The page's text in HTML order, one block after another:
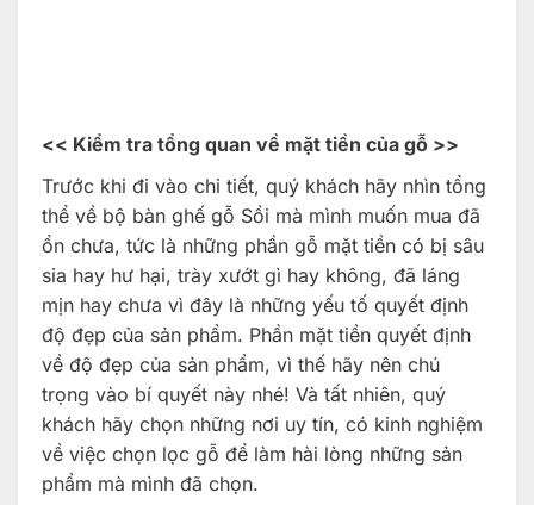
<< Kiểm tra tổng quan về mặt tiền của gỗ >>
Trước khi đi vào chi tiết, quý khách hãy nhìn tổng
thể về bộ bàn ghế gỗ Sồi mà mình muốn mua đã
ổn chưa, tức là những phần gỗ mặt tiền có bị sâu
sia hay hư hại, trày xướt gì hay không, đã láng
mịn hay chưa vì đây là những yếu tố quyết định
độ đẹp của sản phẩm. Phần mặt tiền quyết định
về độ đẹp của sản phẩm, vì thế hãy nên chú
trọng vào bí quyết này nhé! Và tất nhiên, quý
khách hãy chọn những nơi uy tín, có kinh nghiệm
về việc chọn lọc gỗ để làm hài lòng những sản
phẩm mà mình đã chọn.